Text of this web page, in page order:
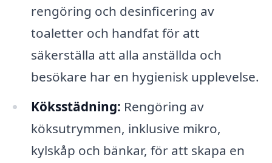
rengöring och desinficering av
toaletter och handfat för att
säkerställa att alla anställda och
besökare har en hygienisk upplevelse.
Köksstädning: Rengöring av
köksutrymmen, inklusive mikro,
kylskåp och bänkar, för att skapa en